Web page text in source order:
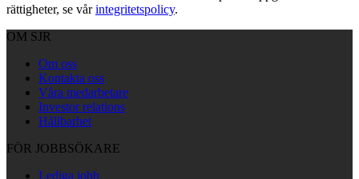
rättigheter, se vårintegritetspolicy.
OM SJR
Om oss
Kontakta oss
Våra medarbetare
Investor relations
Hållbarhet
FÖR JOBBSÖKARE
Lediga jobb